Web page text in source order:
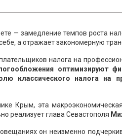
— замедление темпов роста
а отражает закономерную
налога на
оптимизируют
классического налога на
Крым, эта
реализует глава Севастополя
он неизменно